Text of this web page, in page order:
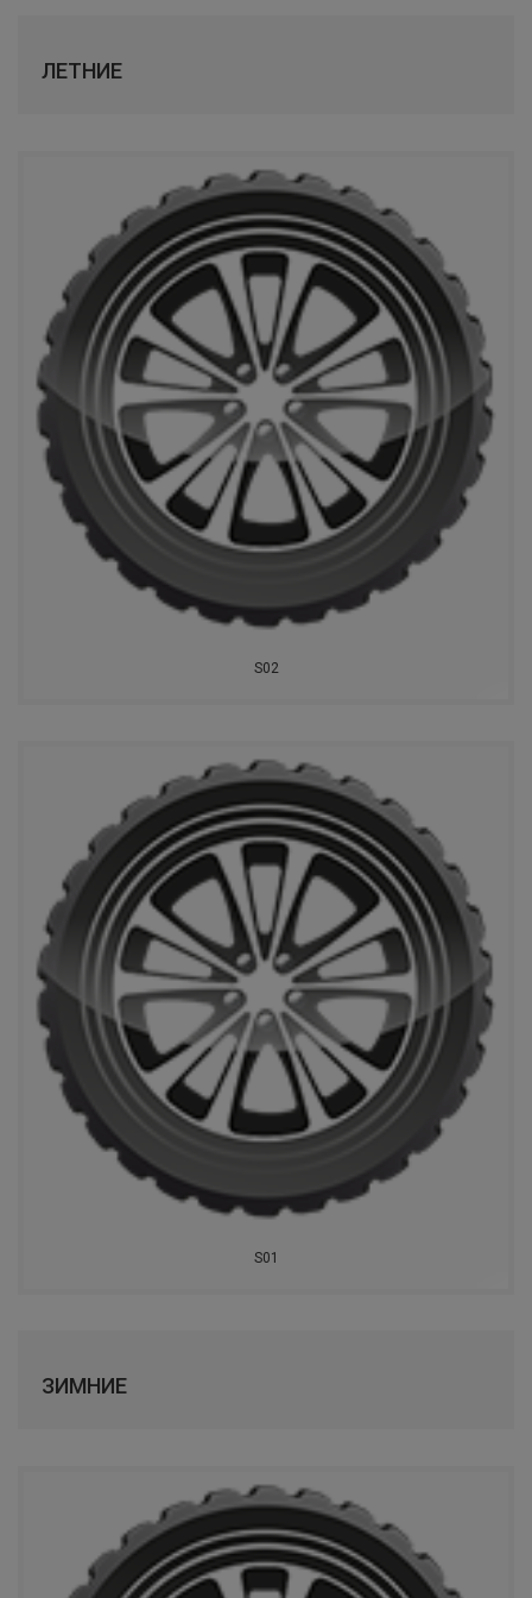
TUNGA
COMFORSER
LANDSAIL
RAZI
APLUS
WINDPOWER
FORWARD
MAXXIS
RAPID
AUTOGREEN
ROADMARCH
IKON TYRES
ROTALLA
АЛТАЙШИНА
ONYX
ROADCRUZA
ЛЕТНИЕ
S02
S01
ЗИМНИЕ